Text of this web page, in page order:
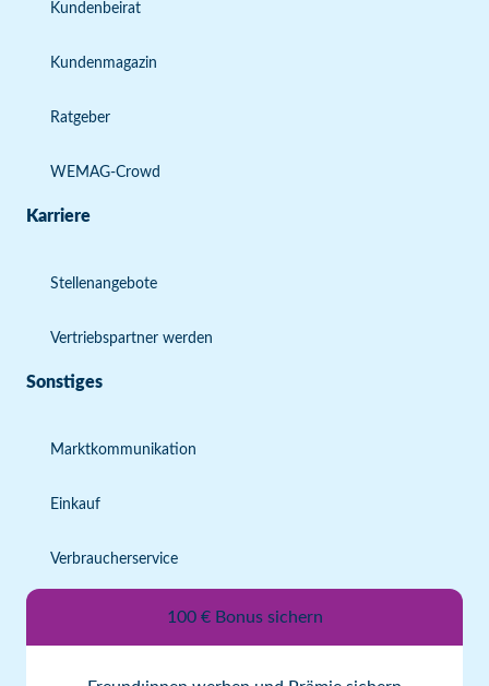
Kundenbeirat
Kundenmagazin
Ratgeber
WEMAG-Crowd
Karriere
Stellenangebote
Vertriebspartner werden
Sonstiges
Marktkommunikation
Einkauf
Verbraucherservice
100 € Bonus sichern